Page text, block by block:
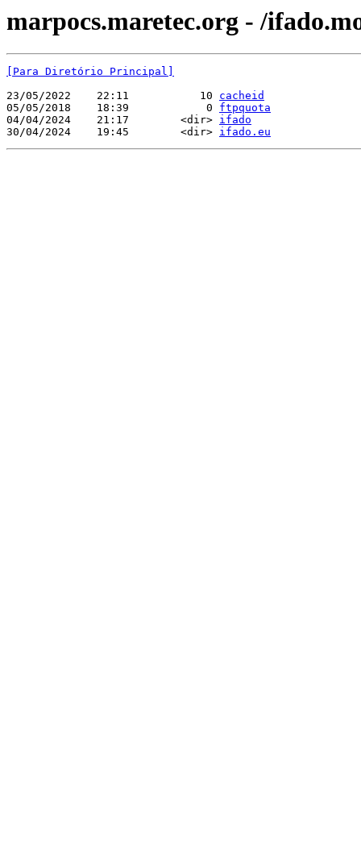
marpocs.maretec.org - /
[Para Diretório Principal]
23/05/2022    22:11           10 cacheid
05/05/2018    18:39            0 ftpquota
04/04/2024    21:17        <dir> ifado
30/04/2024    19:45        <dir> ifado.eu